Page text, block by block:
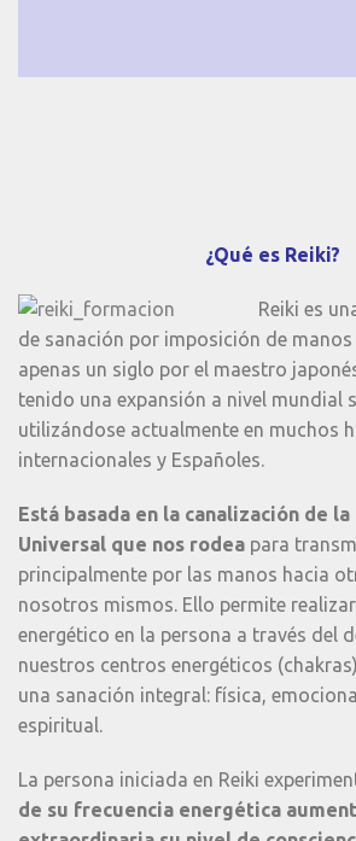
¿Qué es Reiki?
Reiki es
de sanación por imposición de
apenas un siglo por el maestro
tenido una expansión a nivel mundial
utilizándose actualmente en muchos
internacionales y Españoles.
Está basada en la canalización de
Universal que nos rodea para
principalmente por las manos hacia
nosotros mismos. Ello permite
energético en la persona a través del
nuestros centros energéticos
una sanación integral: física,
espiritual.
La persona iniciada en Reiki
de su frecuencia energética